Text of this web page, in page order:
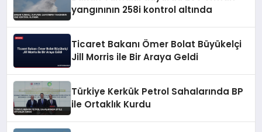
yangınının 258i kontrol altında
Ticaret Bakanı Ömer Bolat Büyükelçi
Jill Morris ile Bir Araya Geldi
Türkiye Kerkük Petrol Sahalarında BP
ile Ortaklık Kurdu